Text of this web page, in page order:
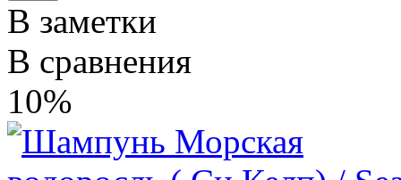
В заметки
В сравнения
10%